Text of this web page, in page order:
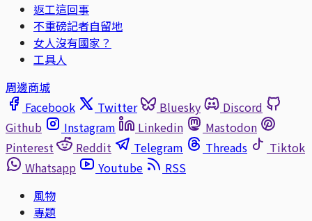
返工這回事
不重磅記者自留地
女人沒有國家？
工具人
周邊商城
Facebook
Twitter Bluesky
Discord
Github
Instagram Linkedin
Mastodon
Pinterest
Reddit Telegram Threads
Tiktok
Whatsapp
Youtube
RSS
風物
專題